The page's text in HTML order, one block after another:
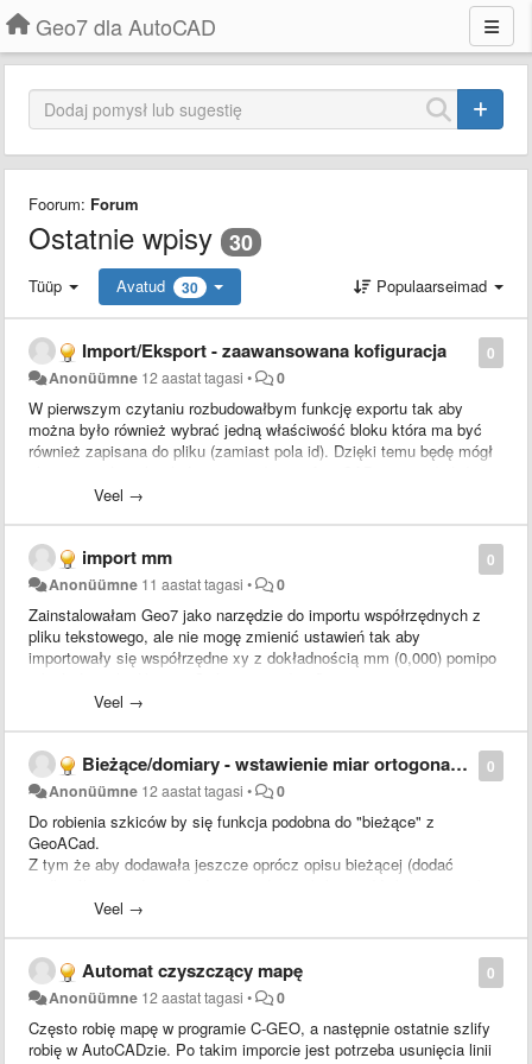
Geo7 dla AutoCAD
Foorum: Forum
Ostatnie wpisy 30
Tüüp Avatud 30 Populaarseimad
0
Import/Eksport - zaawansowana kofiguracja
Anonüümne 12 aastat tagasi • 0
W pierwszym czytaniu rozbudowałbym funkcję exportu tak aby
można było również wybrać jedną właściwość bloku która ma być
również zapisana do pliku (zamiast pola id). Dzięki temu będę mógł
instrumentu. Cieszy również brak ograniczenia na wykorzystanie
przyszłości w programie będzie można wskazać jakąś właściwość
bloku którą ma traktować jako NUMER - będzie to przydatne jeśli
program zostanie rozbudowany o jakieś funkcje obliczeniowe.
---
do atrybutu numer w blokach, ale czy jest możliwość aby program
wyświetlał wszystkie atrybuty bloku i użytkownik mógł wybrać do
którego pola przypisać ID lub inną dowolną kolumnę z pliku txt.
Analogiczna sytuacja przy eksportach.
Veel →
0
import mm
Anonüümne 11 aastat tagasi • 0
Zainstalowałam Geo7 jako narzędzie do importu współrzędnych z
pliku tekstowego, ale nie mogę zmienić ustawień tak aby
importowały się współrzędne xy z dokładnością mm (0,000) pomipo
Veel →
0
Bieżące/domiary - wstawienie miar ortogonalnych/rzutów oraz przedłużenia prostych.
Anonüümne 12 aastat tagasi • 0
Do robienia szkiców by się funkcja podobna do "bieżące" z
GeoACad.
Z tym że aby dodawała jeszcze oprócz opisu bieżącej (dodać
Również pomocna była by funkcja przedłużeń szczegółów np ściany
Veel →
0
Automat czyszczący mapę
Anonüümne 12 aastat tagasi • 0
Często robię mapę w programie C-GEO, a następnie ostatnie szlify
robię w AutoCADzie. Po takim imporcie jest potrzeba usunięcia linii